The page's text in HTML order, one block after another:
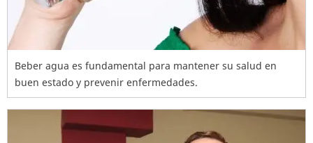
Beber agua es fundamental para mantener su salud en
buen estado y prevenir enfermedades.